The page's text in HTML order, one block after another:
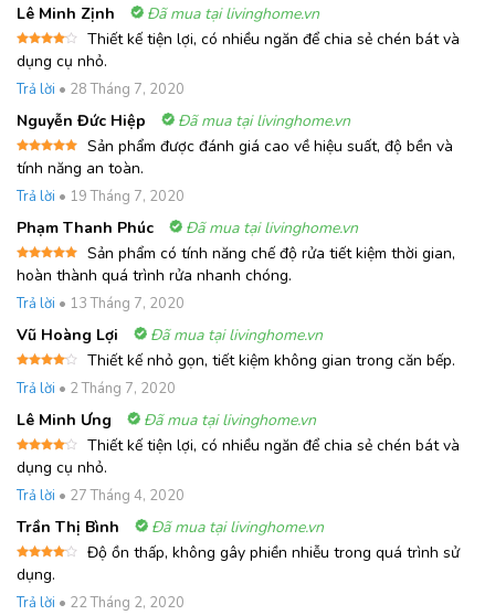
Lê Minh Zịnh Đã mua tại livinghome.vn
Được
xếp
hạng 4
5 sao
Thiết kế tiện lợi, có nhiều ngăn để chia sẻ chén bát và
dụng cụ nhỏ.
Trả lời • 28 Tháng 7, 2020
Nguyễn Đức Hiệp Đã mua tại livinghome.vn
Được xếp
hạng55
sao
Sản phẩm được đánh giá cao về hiệu suất, độ bền và
tính năng an toàn.
Trả lời • 19 Tháng 7, 2020
Phạm Thanh Phúc Đã mua tại livinghome.vn
Được xếp
hạng 5
5
sao
Sản phẩm có tính năng chế độ rửa tiết kiệm thời gian,
hoàn thành quá trình rửa nhanh chóng.
Trả lời • 13 Tháng 7, 2020
Vũ Hoàng Lợi Đã mua tại livinghome.vn
xếp
5 sao
Thiết kế nhỏ gọn, tiết kiệm không gian trong căn bếp.
Trả lời • 2 Tháng 7, 2020
Lê Minh Ưng Đã mua tại livinghome.vn
Được
xếp
hạng 4
5 sao
Thiết kế tiện lợi, có nhiều ngăn để chia sẻ chén bát và
dụng cụ nhỏ.
Trả lời • 27 Tháng 4, 2020
Trần Thị Bình Đã mua tại livinghome.vn
Được
xếp
hạng 4
5 sao
Độ ồn thấp, không gây phiền nhiễu trong quá trình sử
dụng.
Trả lời • 22 Tháng 2, 2020